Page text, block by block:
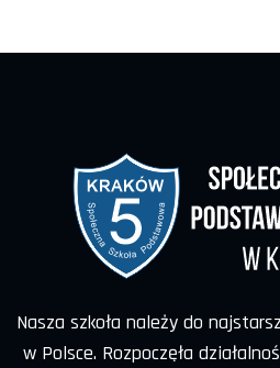
Nasza szkoła należy do
w Polsce. Rozpoczęła